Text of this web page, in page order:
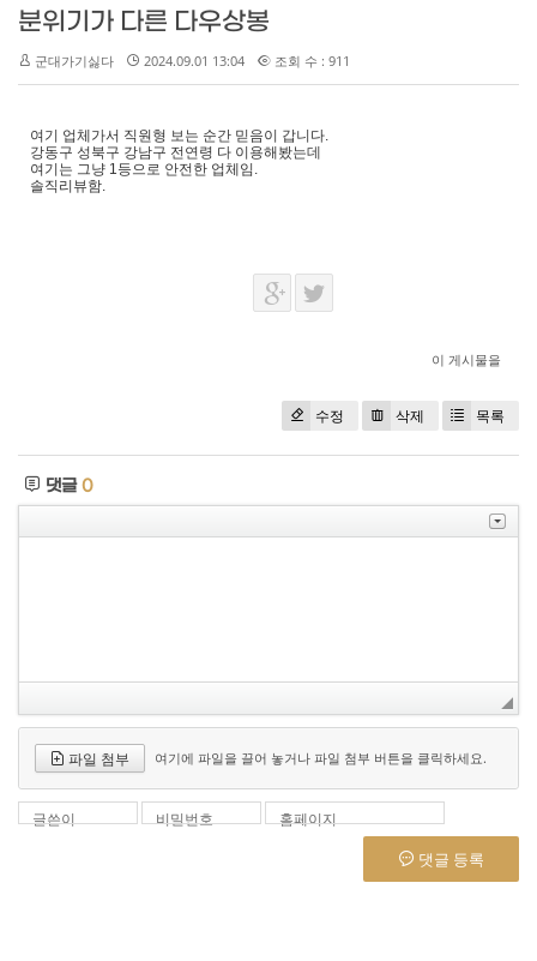
분위기가 다른 다우상봉
군대가기싫다 2024.09.01 13:04 조회 수 : 911
여기 업체가서 직원형 보는 순간 믿음이 갑니다.
강동구 성북구 강남구 전연령 다 이용해봤는데
여기는 그냥 1등으로 안전한 업체임.
솔직리뷰함.
이 게시물을
수정 삭제 목록
댓글0
파일 첨부 여기에 파일을 끌어 놓거나 파일 첨부 버튼을 클릭하세요.
글쓴이 비밀번호 홈페이지
댓글 등록